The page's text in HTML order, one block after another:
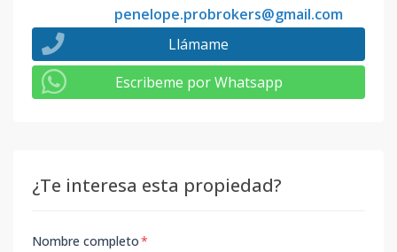
penelope.probrokers@gmail.com
Llámame
Escribeme por Whatsapp
¿Te interesa esta propiedad?
Nombre completo*